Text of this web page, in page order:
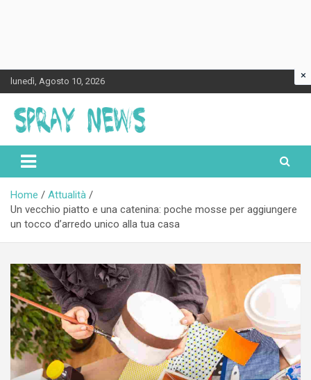
Skip
to
content
lunedì, Agosto 10, 2026
Spraynews.it
Home
Attualità
Un vecchio piatto e una catenina: poche mosse per aggiungere
un tocco d’arredo unico alla tua casa
×